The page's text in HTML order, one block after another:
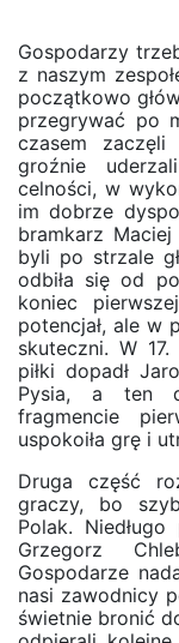
Gospodarzy
z naszym
początkowo
przegrywać po
czasem
groźnie
celności, w
im dobrze
bramkarz
byli po strzale
odbiła się od
koniec
potencjał, ale w
skuteczni. W
piłki dopadł
Pysia, a ten
fragmencie
uspokoiła grę i
Druga część
graczy, bo
Polak.
Grzegorz
Gospodarze
nasi zawodnicy
świetnie bronić